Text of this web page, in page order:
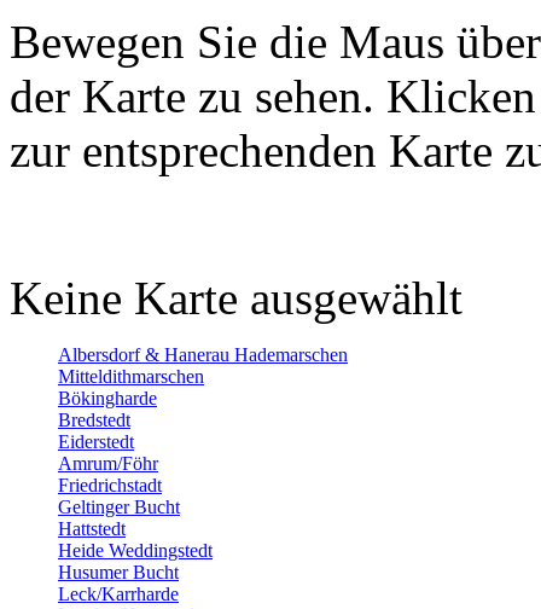
Bewegen Sie die Maus
der Karte zu sehen.
zur entsprechenden Karte
Keine Karte ausgewählt
Albersdorf & Hanerau Hademarschen
Mitteldithmarschen
Bökingharde
Bredstedt
Eiderstedt
Amrum/Föhr
Friedrichstadt
Geltinger Bucht
Hattstedt
Heide Weddingstedt
Husumer Bucht
Leck/Karrharde